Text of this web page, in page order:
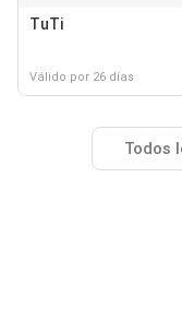
TuTi
Válido por 26 días
Todos